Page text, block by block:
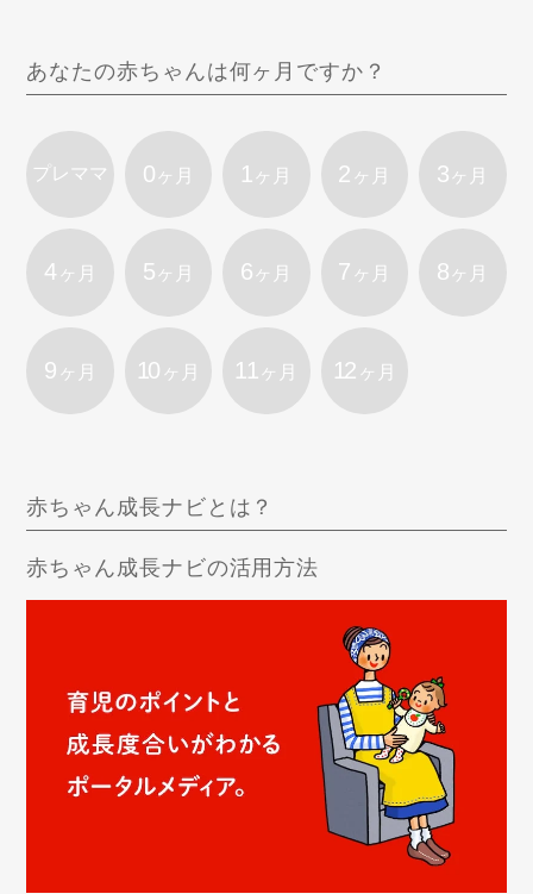
あなたの赤ちゃんは何ヶ月ですか？
プレママ 0 ヶ月 1 ヶ月 2 ヶ月 3 ヶ月
4 ヶ月 5 ヶ月 6 ヶ月 7 ヶ月 8 ヶ月
9 ヶ月 10 ヶ月 11 ヶ月 12 ヶ月
赤ちゃん成長ナビとは？
赤ちゃん成長ナビの活用方法